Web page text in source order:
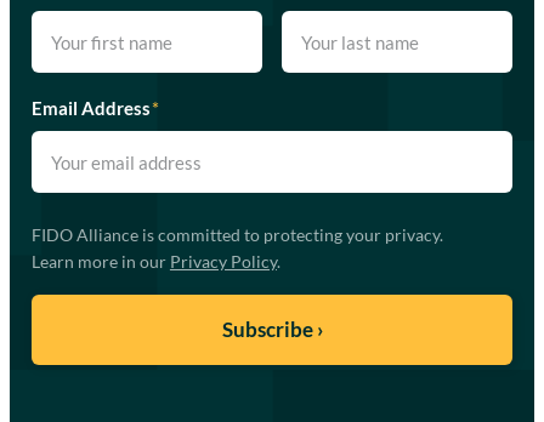
Email Address*
FIDO Alliance is committed to protecting your privacy.
Learn more in our Privacy Policy.